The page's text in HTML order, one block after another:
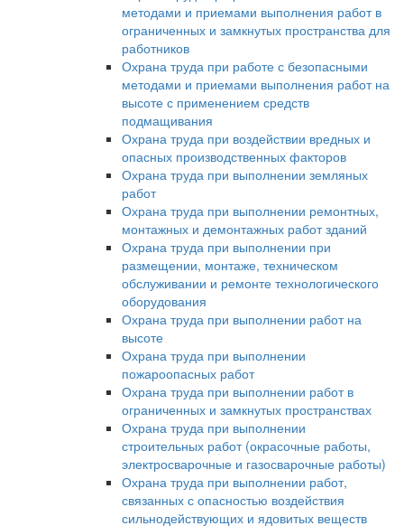
методами и приемами выполнения работ в
ограниченных и замкнутых пространства для
работников
Охрана труда при работе с безопасными
методами и приемами выполнения работ на
высоте с применением средств
подмащивания
Охрана труда при воздействии вредных и
опасных производственных факторов
Охрана труда при выполнении земляных
работ
Охрана труда при выполнении ремонтных,
монтажных и демонтажных работ зданий
Охрана труда при выполнении при
размещении, монтаже, техническом
обслуживании и ремонте технологического
оборудования
Охрана труда при выполнении работ на
высоте
Охрана труда при выполнении
пожароопасных работ
Охрана труда при выполнении работ в
ограниченных и замкнутых пространствах
Охрана труда при выполнении
строительных работ (окрасочные работы,
электросварочные и газосварочные работы)
Охрана труда при выполнении работ,
связанных с опасностью воздействия
сильнодействующих и ядовитых веществ